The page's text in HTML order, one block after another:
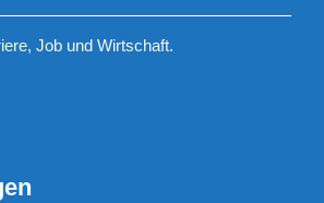
Job und Wirtschaft.